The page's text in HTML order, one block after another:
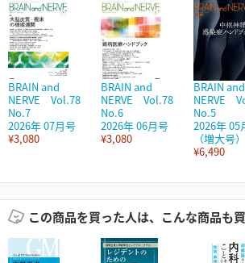
BRAIN and
NERVE Vol.78
No.7
2026年 07月号
¥3,080
BRAIN and
NERVE Vol.78
No.6
2026年 06月号
¥3,080
BRAIN and
NERVE
No.5
2026年 05
（増大号）
¥6,490
この商品を買った人は、こんな商品も買